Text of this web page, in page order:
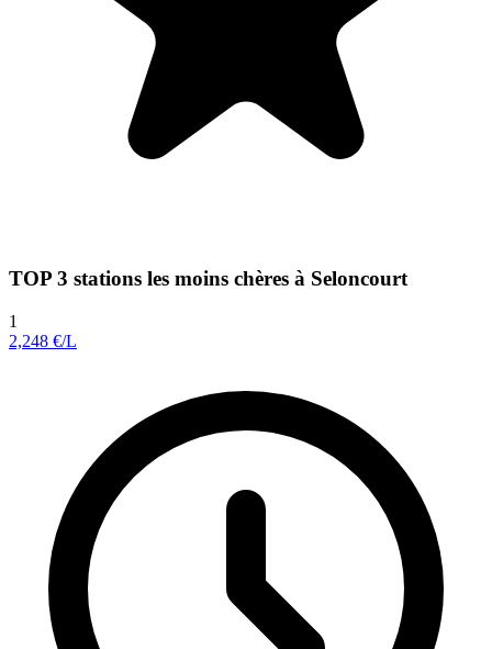
TOP 3 stations les moins chères à Seloncourt
1
2,248 €/L